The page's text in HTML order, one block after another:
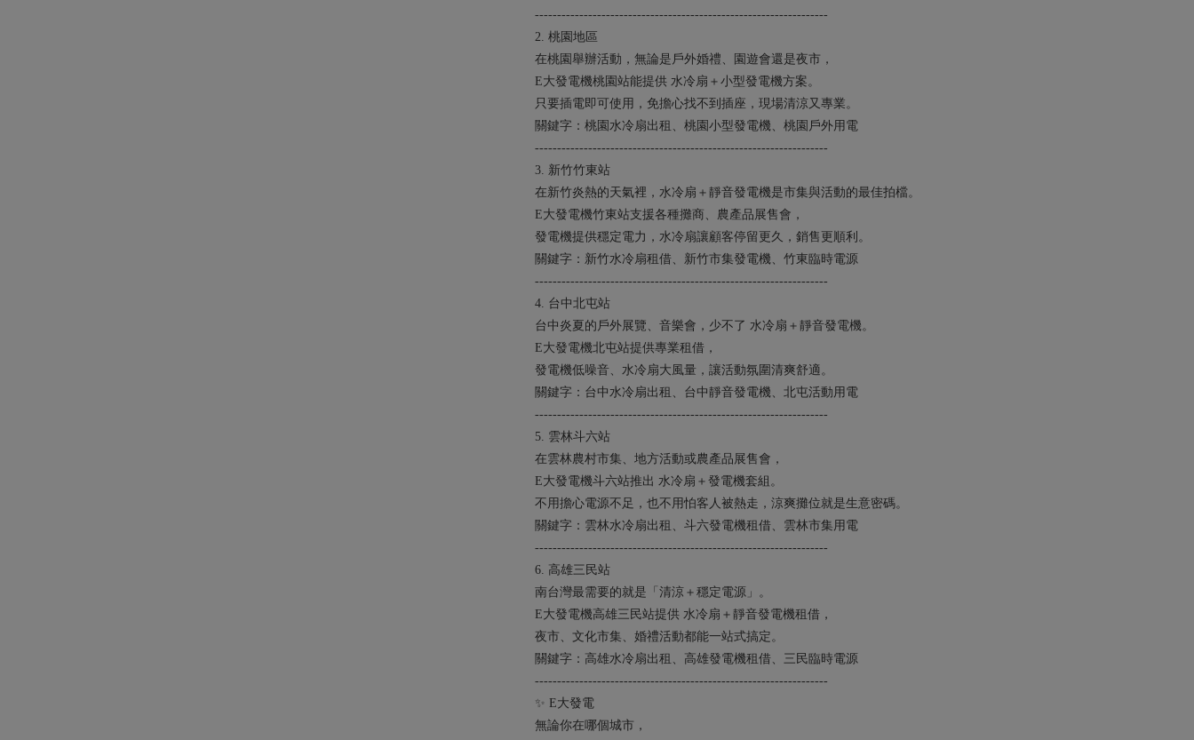
------------------------------------------------------------------
2. 桃園地區
在桃園舉辦活動，無論是戶外婚禮、園遊會還是夜市，
E大發電機桃園站能提供 水冷扇＋小型發電機方案。
只要插電即可使用，免擔心找不到插座，現場清涼又專業。
關鍵字：桃園水冷扇出租、桃園小型發電機、桃園戶外用電
------------------------------------------------------------------
3. 新竹竹東站
在新竹炎熱的天氣裡，水冷扇＋靜音發電機是市集與活動的最佳拍檔。
E大發電機竹東站支援各種攤商、農產品展售會，
發電機提供穩定電力，水冷扇讓顧客停留更久，銷售更順利。
關鍵字：新竹水冷扇租借、新竹市集發電機、竹東臨時電源
------------------------------------------------------------------
4. 台中北屯站
台中炎夏的戶外展覽、音樂會，少不了 水冷扇＋靜音發電機。
E大發電機北屯站提供專業租借，
發電機低噪音、水冷扇大風量，讓活動氛圍清爽舒適。
關鍵字：台中水冷扇出租、台中靜音發電機、北屯活動用電
------------------------------------------------------------------
5. 雲林斗六站
在雲林農村市集、地方活動或農產品展售會，
E大發電機斗六站推出 水冷扇＋發電機套組。
不用擔心電源不足，也不用怕客人被熱走，涼爽攤位就是生意密碼。
關鍵字：雲林水冷扇出租、斗六發電機租借、雲林市集用電
------------------------------------------------------------------
6. 高雄三民站
南台灣最需要的就是「清涼＋穩定電源」。
E大發電機高雄三民站提供 水冷扇＋靜音發電機租借，
夜市、文化市集、婚禮活動都能一站式搞定。
關鍵字：高雄水冷扇出租、高雄發電機租借、三民臨時電源
------------------------------------------------------------------
✨ E大發電
無論你在哪個城市，